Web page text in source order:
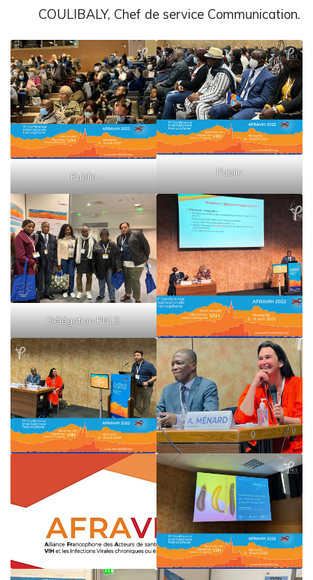
COULIBALY, Chef de service Communication.
Public Public
Délégation PNLS